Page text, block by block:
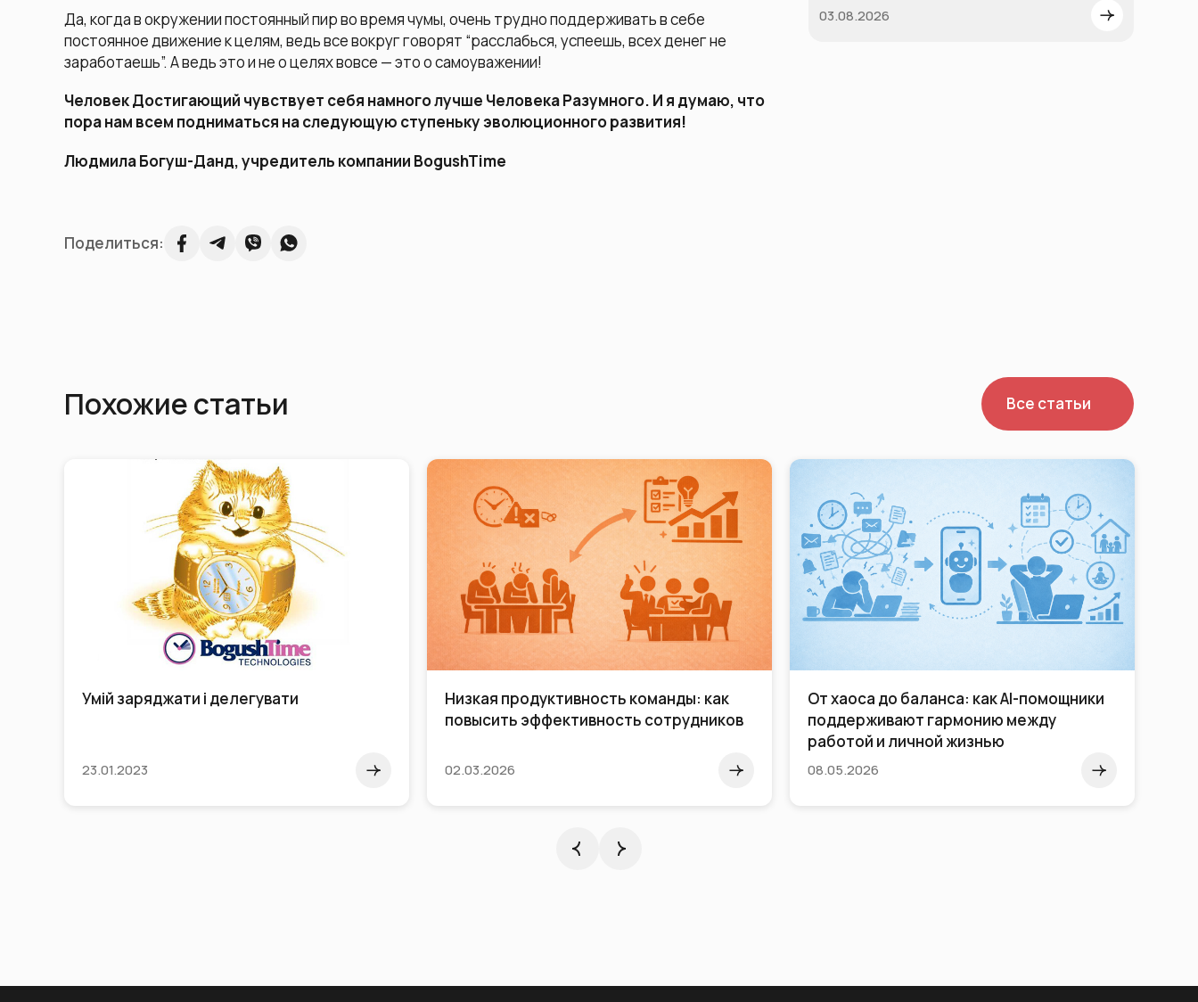
Да, когда в окружении постоянный пир во время чумы, очень трудно поддерживать в себе
постоянное движение к целям, ведь все вокруг говорят “расслабься, успеешь, всех денег не
заработаешь”. А ведь это и не о целях вовсе — это о самоуважении!
Человек Достигающий чувствует себя намного лучше Человека Разумного. И я думаю, что
пора нам всем подниматься на следующую ступеньку эволюционного развития!
Людмила Богуш-Данд, учредитель компании BogushTime
Поделиться:
03.08.2026
Похожие статьи Все статьи
Умій заряджати і делегувати
23.01.2023
Низкая продуктивность команды: как
повысить эффективность сотрудников
02.03.2026
От хаоса до баланса: как AI-помощники
поддерживают гармонию между
работой и личной жизнью
08.05.2026